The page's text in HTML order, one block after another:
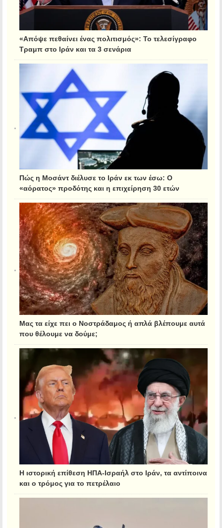
«Απόψε πεθαίνει ένας πολιτισμός»: Το τελεσίγραφο
Τραμπ στο Ιράν και τα 3 σενάρια
Πώς η Μοσάντ διέλυσε το Ιράν εκ των έσω: Ο
«αόρατος» προδότης και η επιχείρηση 30 ετών
Μας τα είχε πει ο Νοστράδαμος ή απλά βλέπουμε αυτά
που θέλουμε να δούμε;
Η ιστορική επίθεση ΗΠΑ-Ισραήλ στο Ιράν, τα αντίποινα
και ο τρόμος για το πετρέλαιο